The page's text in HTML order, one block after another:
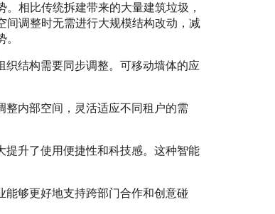
相比传统拆建带来的大量建筑垃圾，
间调整时无需进行大规模结构改动，减
结构需要同步调整。可移动墙体的应
内部空间，灵活适应不同租户的需
升了使用便捷性和科技感。这种智能
能够更好地支持跨部门合作和创意碰